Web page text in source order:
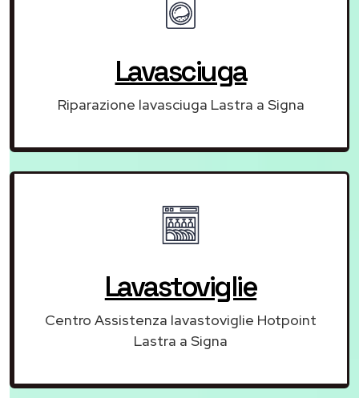
Lavasciuga
Riparazione lavasciuga Lastra a Signa
Lavastoviglie
Centro Assistenza lavastoviglie Hotpoint
Lastra a Signa